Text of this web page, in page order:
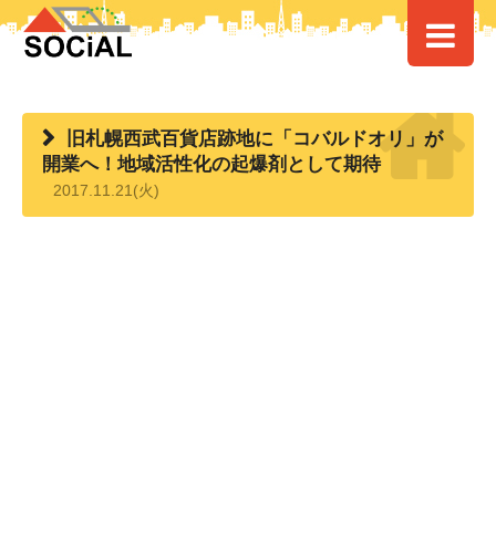
HOME>> 旧札幌西武百貨店跡地に「コバルドオリ」が開業へ！地域活性化
の起爆剤として期待
旧札幌西武百貨店跡地に「コバルドオリ」が
開業へ！地域活性化の起爆剤として期待
2017.11.21(火)